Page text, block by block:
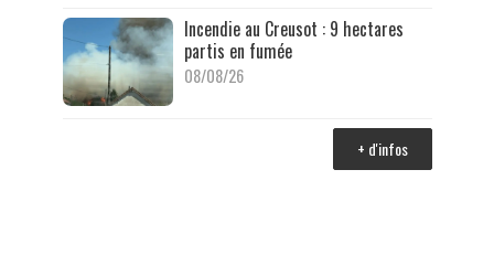
Incendie au Creusot : 9 hectares
partis en fumée
08/08/26
+ d'infos